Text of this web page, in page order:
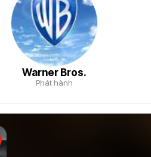
Warner Bros.
Phát hành